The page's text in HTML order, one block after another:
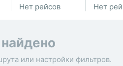
Нет рейсов Нет
или настройки фильтров.